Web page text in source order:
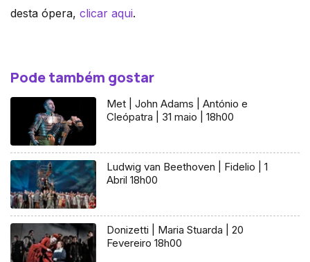
desta ópera, clicar aqui.
Pode também gostar
Met | John Adams | António e
Cleópatra | 31 maio | 18h00
Ludwig van Beethoven | Fidelio | 1
Abril 18h00
Donizetti | Maria Stuarda | 20
Fevereiro 18h00